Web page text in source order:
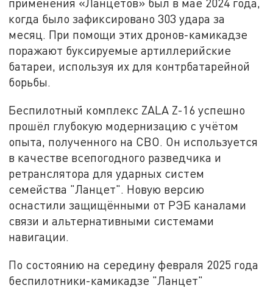
применения «Ланцетов» был в мае 2024 года,
когда было зафиксировано 303 удара за
месяц. При помощи этих дронов-камикадзе
поражают буксируемые артиллерийские
батареи, используя их для контрбатарейной
борьбы.
Беспилотный комплекс ZALA Z-16 успешно
прошёл глубокую модернизацию с учётом
опыта, полученного на СВО. Он используется
в качестве всепогодного разведчика и
ретранслятора для ударных систем
семейства "Ланцет". Новую версию
оснастили защищёнными от РЭБ каналами
связи и альтернативными системами
навигации.
По состоянию на середину февраля 2025 года
беспилотники-камикадзе "Ланцет"